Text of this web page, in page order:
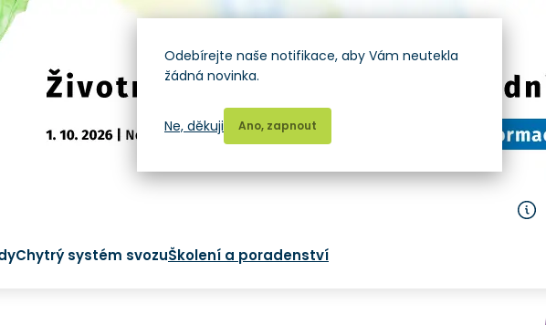
Chytrý systém svozuŠkolení a poradenství
Odebírejte naše notifikace, aby Vám neutekla
žádná novinka.
Ano, zapnout
Ne, děkuji